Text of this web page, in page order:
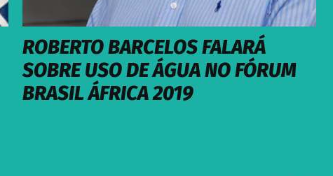
ROBERTO BARCELOS FALARÁ
SOBRE USO DE ÁGUA NO FÓRUM
BRASIL ÁFRICA 2019